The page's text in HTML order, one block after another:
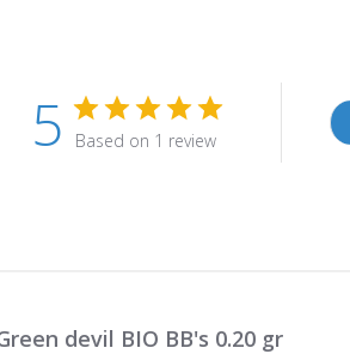
5 Based on 1 review
devil BIO BB's 0.20 gr